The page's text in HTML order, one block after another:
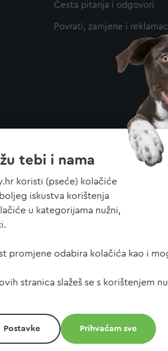
tebi i nama
koristi (pseće) kolačiće
iskustva korištenja
u kategorijama nužni,
promjene odabira kolačića kao i
stranica slažeš se s korištenjem
Postavke Prihvaćam sve
Česta pitanja i odgovori
Povrati, zamjene i